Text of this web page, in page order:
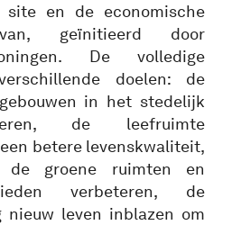
en de economische
geïnitieerd door
De volledige
doelen: de
in het stedelijk
de leefruimte
betere levenskwaliteit,
groene ruimten en
verbeteren, de
nieuw leven inblazen om